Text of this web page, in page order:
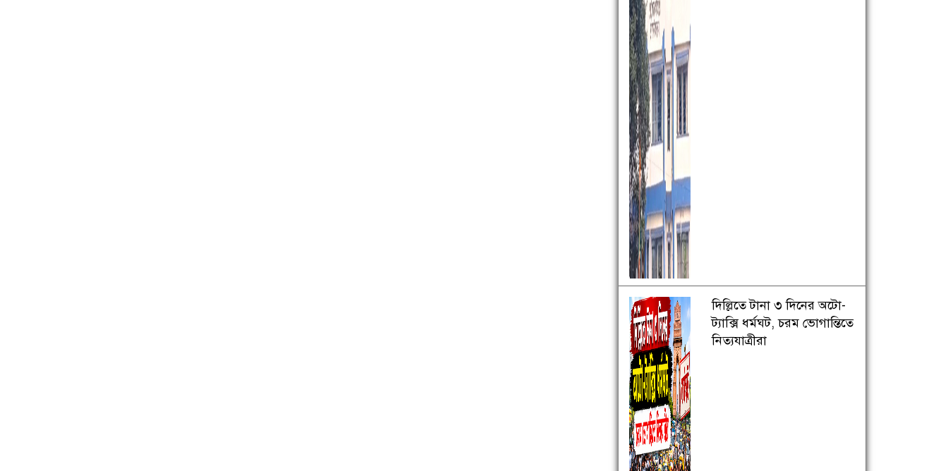
দিল্লিতে টানা ৩ দিনের অটো-
ট্যাক্সি ধর্মঘট, চরম ভোগান্তিতে
নিত্যযাত্রীরা